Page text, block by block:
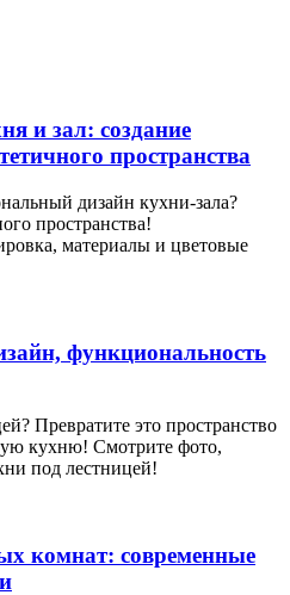
и зал: создание
пространства
дизайн кухни-зала?
пространства!
материалы и цветовые
функциональность
Превратите это пространство
кухню! Смотрите фото,
под лестницей!
комнат: современные